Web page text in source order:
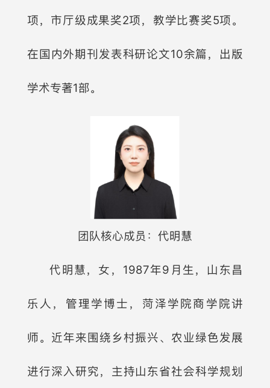
项，市厅级成果奖2项，教学比赛奖5项。
在国内外期刊发表科研论文10余篇，出版
学术专著1部。
团队核心成员：代明慧
代明慧，女，1987年9月生，山东昌
乐人，管理学博士，菏泽学院商学院讲
师。近年来围绕乡村振兴、农业绿色发展
进行深入研究，主持山东省社会科学规划